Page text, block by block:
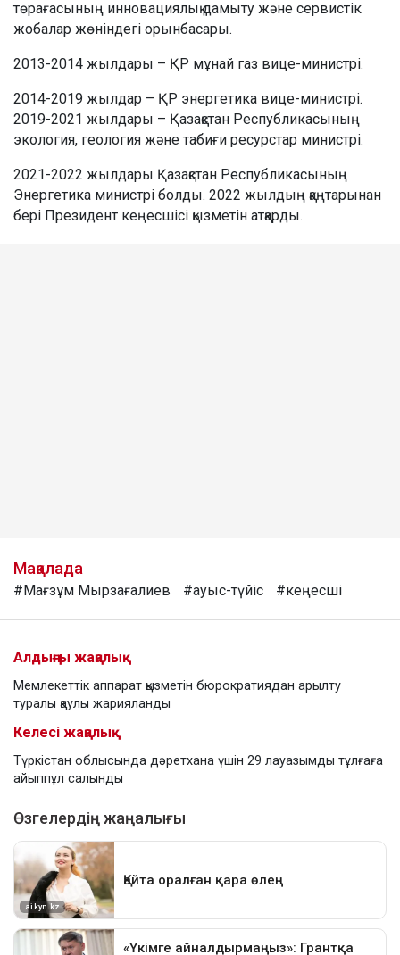
төрағасының инновациялық дамыту және сервистік
жобалар жөніндегі орынбасары.
2013-2014 жылдары – ҚР мұнай газ вице-министрі.
2014-2019 жылдар – ҚР энергетика вице-министрі.
2019-2021 жылдары – Қазақстан Республикасының
экология, геология және табиғи ресурстар министрі.
2021-2022 жылдары Қазақстан Республикасының
Энергетика министрі болды. 2022 жылдың қаңтарынан
бері Президент кеңесшісі қызметін атқарды.
Мақалада
#Мағзұм Мырзағалиев #ауыс-түйіс #кеңесші
Алдыңғы жаңалық
Мемлекеттік аппарат қызметін бюрократиядан арылту
туралы қаулы жарияланды
Келесі жаңалық
Түркістан облысында дәретхана үшін 29 лауазымды тұлғаға
айыппұл салынды